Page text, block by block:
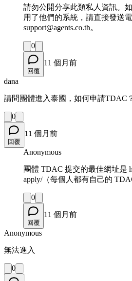
請勿公開分享此類私人資訊。
用了他們的系統，請直接發送
support@agents.co.th。
0
回覆
11 個月前
dana
請問團體進入泰國，如何申請TDAC
0
回覆
11 個月前
Anonymous
團體 TDAC 提交的最佳網址是
apply/（每個人都有自己的
0
回覆
11 個月前
Anonymous
無法進入
0